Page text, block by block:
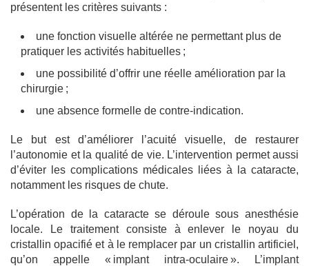
présentent les critères suivants :
une fonction visuelle altérée ne permettant plus de
pratiquer les activités habituelles ;
une possibilité d’offrir une réelle amélioration par la
chirurgie ;
une absence formelle de contre-indication.
Le but est d’améliorer l’acuité visuelle, de restaurer
l’autonomie et la qualité de vie. L’intervention permet aussi
d’éviter les complications médicales liées à la cataracte,
notamment les risques de chute.
L’opération de la cataracte se déroule sous anesthésie
locale. Le traitement consiste à enlever le noyau du
cristallin opacifié et à le remplacer par un cristallin artificiel,
qu’on appelle « implant intra-oculaire ». L’implant